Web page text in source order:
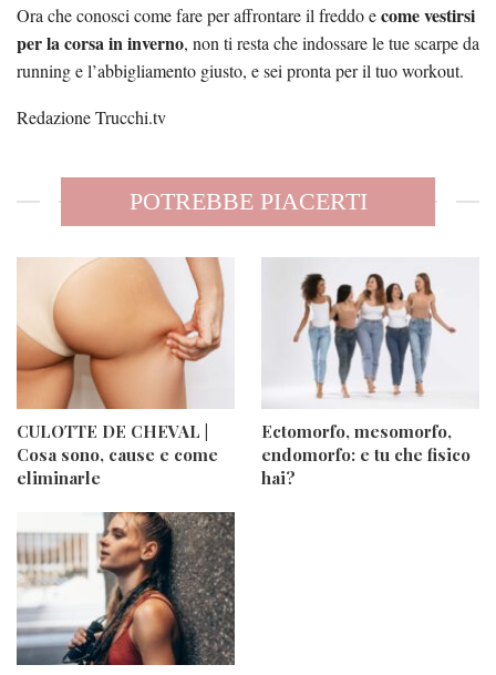
Ora che conosci come fare per affrontare il freddo ecome vestirsi
per la corsa in inverno, non ti resta che indossare le tue scarpe da
running e l’abbigliamento giusto, e sei pronta per il tuo workout.
Redazione Trucchi.tv
POTREBBE PIACERTI
CULOTTE DE CHEVAL |
Cosa sono, cause e come
eliminarle
Ectomorfo, mesomorfo,
endomorfo: e tu che fisico
hai?